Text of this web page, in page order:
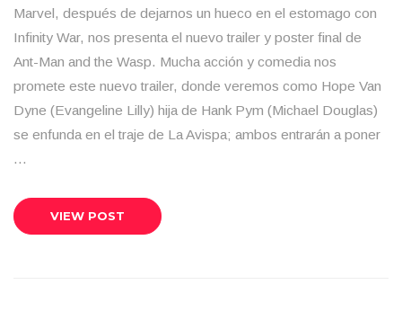
Marvel, después de dejarnos un hueco en el estomago con
Infinity War, nos presenta el nuevo trailer y poster final de
Ant-Man and the Wasp. Mucha acción y comedia nos
promete este nuevo trailer, donde veremos como Hope Van
Dyne (Evangeline Lilly) hija de Hank Pym (Michael Douglas)
se enfunda en el traje de La Avispa; ambos entrarán a poner
…
VIEW POST